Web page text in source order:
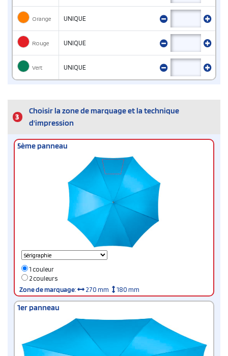
Orange UNIQUE
Rouge UNIQUE
Vert UNIQUE
3
Choisir la zone de marquage et la technique
d'impression
5ème panneau
1 couleur
2 couleurs
Zone de marquage: 270 mm 180 mm
1er panneau